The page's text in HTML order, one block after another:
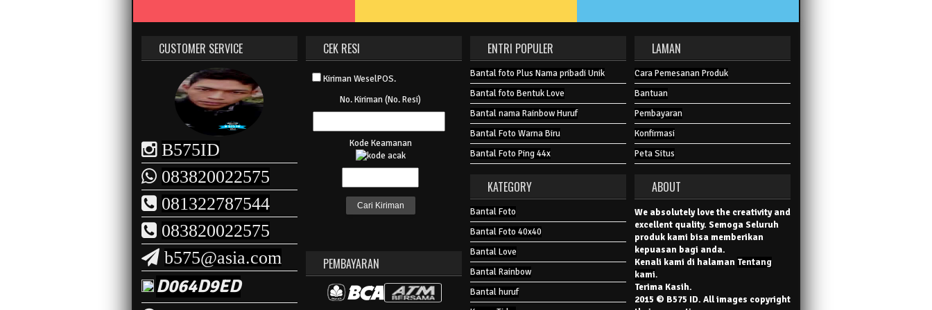
CUSTOMER SERVICE
B575ID
083820022575
081322787544
083820022575
b575@asia.com
D064D9ED
CEK RESI
Kiriman WeselPOS.
No. Kiriman (No. Resi)
Kode Keamanan
PEMBAYARAN
ENTRI POPULER
Bantal foto Plus Nama pribadi Unik
Bantal foto Bentuk Love
Bantal nama Rainbow Huruf
Bantal Foto Warna Biru
Bantal Foto Ping 44x
KATEGORY
Bantal Foto
Bantal Foto 40x40
Bantal Love
Bantal Rainbow
Bantal huruf
LAMAN
Cara Pemesanan Produk
Bantuan
Pembayaran
Konfirmasi
Peta Situs
ABOUT
We absolutely love the creativity and
excellent quality. Semoga Seluruh
produk kami bisa memberikan
kepuasan bagi anda.
Kenali kami di halaman Tentang
kami.
Terima Kasih.
2015 © B575 ID. All images copyright